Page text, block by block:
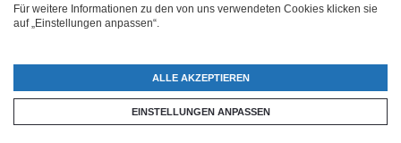
Geburtstagsgeschenk oder als kleine Aufmerksamkeit
zum Valentinstag – über eine persönliche Fotohülle
Galaxy Note20 Ultra 5G Flipcase
Für weitere Informationen zu den von uns verwendeten Cookies klicken sie
auf „Einstellungen anpassen“.
ALLE AKZEPTIEREN
EINSTELLUNGEN ANPASSEN